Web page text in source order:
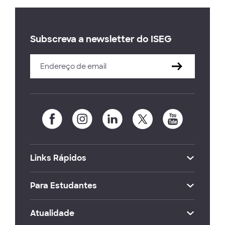
Subscreva a newsletter do ISEG
Links Rápidos
Para Estudantes
Atualidade